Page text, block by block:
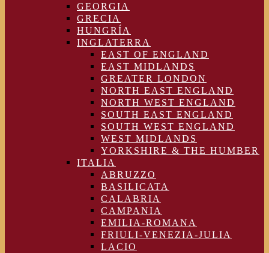
GEORGIA
GRECIA
HUNGRÍA
INGLATERRA
EAST OF ENGLAND
EAST MIDLANDS
GREATER LONDON
NORTH EAST ENGLAND
NORTH WEST ENGLAND
SOUTH EAST ENGLAND
SOUTH WEST ENGLAND
WEST MIDLANDS
YORKSHIRE & THE HUMBER
ITALIA
ABRUZZO
BASILICATA
CALABRIA
CAMPANIA
EMILIA-ROMANA
FRIULI-VENEZIA-JULIA
LACIO